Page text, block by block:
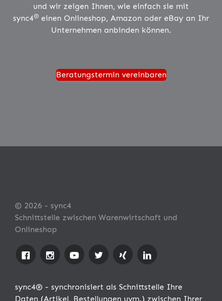
und wir zeigen Ihnen, wie einfach sie mit
sync4® einen Onlineshop, Amazon oder eBay an Ihr
Unternehmen anbinden können.
Beratungstermin vereinbaren
© 2026 - sync4
Schnittstelle zwischen Warenwirtschaft und
Onlineshop
sync4® - synchronisiert als Schnittstelle Ihre
Daten (Artikel, Bestellungen uvm.) zwischen Ihrer